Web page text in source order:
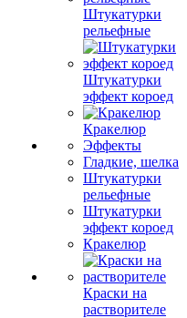
Штукатурки
рельефные
Штукатурки
эффект короед
Кракелюр
Эффекты
Гладкие, шелка
Штукатурки
рельефные
Штукатурки
эффект короед
Кракелюр
Краски на
растворителе